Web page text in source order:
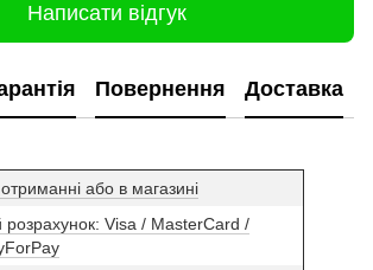
Написати відгук
Повернення Доставка
або в магазині
розрахунок: Visa / MasterCard /